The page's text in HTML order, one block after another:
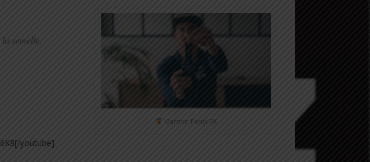
semelle.
youtube]
Garmin Fénix 7X